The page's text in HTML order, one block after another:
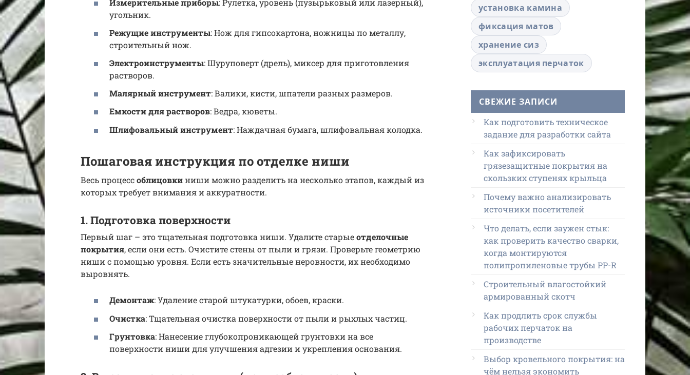
угольник.
Режущие инструменты: Нож для гипсокартона, ножницы по металлу,
строительный нож.
Электроинструменты: Шуруповерт (дрель), миксер для приготовления
растворов.
Малярный инструмент: Валики, кисти, шпатели разных размеров.
Емкости для растворов: Ведра, кюветы.
Шлифовальный инструмент: Наждачная бумага, шлифовальная колодка.
Пошаговая инструкция по отделке ниши
Весь процессоблицовкиниши можно разделить на несколько этапов, каждый из
которых требует внимания и аккуратности.
1. Подготовка поверхности
Первый шаг – это тщательная подготовка ниши. Удалите старыеотделочные
покрытия, если они есть. Очистите стены от пыли и грязи. Проверьте геометрию
ниши с помощью уровня. Если есть значительные неровности, их необходимо
выровнять.
Демонтаж: Удаление старой штукатурки, обоев, краски.
Очистка: Тщательная очистка поверхности от пыли и рыхлых частиц.
Грунтовка: Нанесение глубокопроникающей грунтовки на все
поверхности ниши для улучшения адгезии и укрепления основания.
установка камина
фиксация матов
хранение сиз
эксплуатация перчаток
СВЕЖИЕ ЗАПИСИ
Как подготовить техническое
задание для разработки сайта
Как зафиксировать
грязезащитные покрытия на
скользких ступенях крыльца
Почему важно анализировать
источники посетителей
Что делать, если заужен стык:
как проверить качество сварки,
когда монтируются
полипропиленовые трубы PP-R
Строительный влагостойкий
армированный скотч
Как продлить срок службы
рабочих перчаток на
производстве
Выбор кровельного покрытия: на
чём нельзя экономить